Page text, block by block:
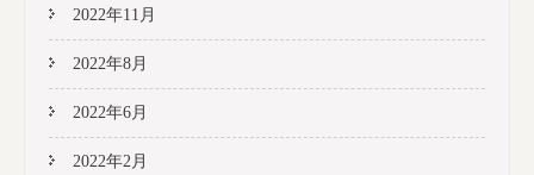
2022年11月
2022年8月
2022年6月
2022年2月